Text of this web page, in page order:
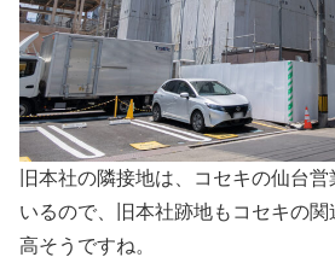
旧本社の隣接地は、コセキの仙台
いるので、旧本社跡地もコセキの
高そうですね。